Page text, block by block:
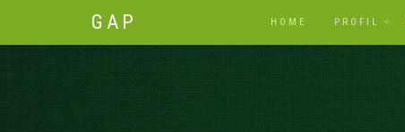
GAP HOME PROFIL